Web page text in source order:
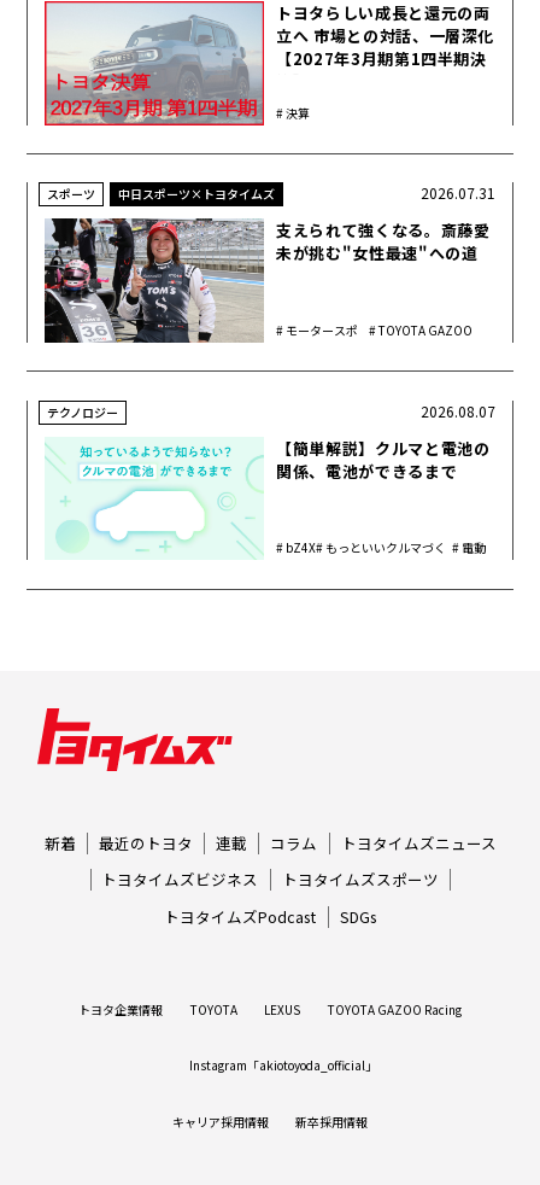
トヨタらしい成長と還元の両
立へ 市場との対話、一層深化
【2027年3月期第1四半期決
決算
スポーツ 中日スポーツ×トヨタイムズ
支えられて強くなる。斎藤愛
未が挑む"女性最速"への道
モータースポ
TOYOTA GAZOO
2026.07.31
テクノロジー
【簡単解説】クルマと電池の
関係、電池ができるまで
bZ4X もっといいクルマづく
電動
2026.08.07
新着 最近のトヨタ 連載 コラム
トヨタイムズニュース
トヨタイムズビジネス
トヨタイムズスポーツ
トヨタイムズPodcast
SDGs
トヨタ企業情報 TOYOTA LEXUS TOYOTA GAZOO Racing
Instagram「akiotoyoda_official」
キャリア採用情報 新卒採用情報